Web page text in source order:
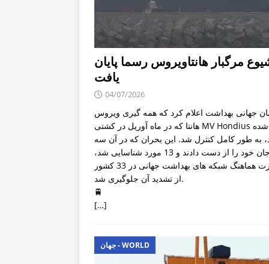
مرگبار هانتاویروس رسما پایان
یافت
04/07/2026
جهانی بهداشت اعلام کرد که همه گیری ویروس
هانتا که در ماه آوریل در کشتی MV Hondius آغاز شده
به طور کامل کنترل شد. این بحران که در آن سه
نفر جان خود را از دست دادند و 13 مورد شناسایی شد،
با نظارت هماهنگ شبکه های بهداشت جهانی در 33 کشور
از تشدید آن جلوگیری شد.
🚆
[…]
جهان - WORLD